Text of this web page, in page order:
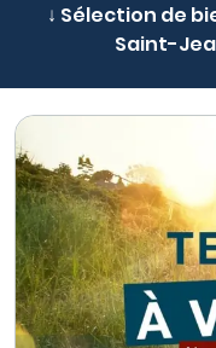
↓ Sélection de
Saint-